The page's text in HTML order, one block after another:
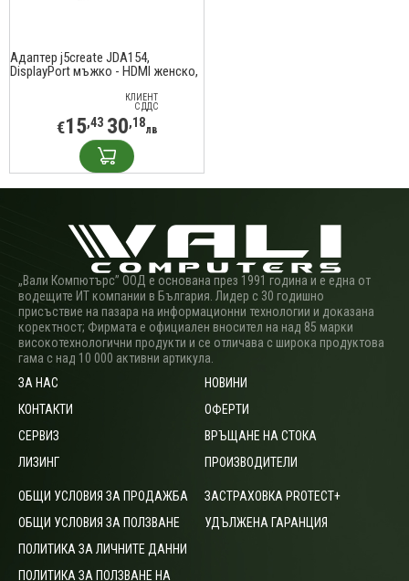
Адаптер j5create JDA154,
DisplayPort мъжко - HDMI женско,
КЛИЕНТ
С ДДС
€15,43 30,18лв
„Вали Компютърс” ООД е основана през 1991 година и е една от
водещите ИТ компании в България. Лидер с 30 годишно
присъствие на пазара на информационни технологии и доказана
коректност; Фирмата е официален вносител на над 85 марки
високотехнологични продукти и се отличава с широка продуктова
гама с над 10 000 активни артикула.
ЗА НАС
КОНТАКТИ
СЕРВИЗ
ЛИЗИНГ
НОВИНИ
ОФЕРТИ
ВРЪЩАНЕ НА СТОКА
ПРОИЗВОДИТЕЛИ
ОБЩИ УСЛОВИЯ ЗА ПРОДАЖБА
ОБЩИ УСЛОВИЯ ЗА ПОЛЗВАНЕ
ПОЛИТИКА ЗА ЛИЧНИТЕ ДАННИ
ПОЛИТИКА ЗА ПОЛЗВАНЕ НА
ЗАСТРАХОВКА PROTECT+
УДЪЛЖЕНА ГАРАНЦИЯ